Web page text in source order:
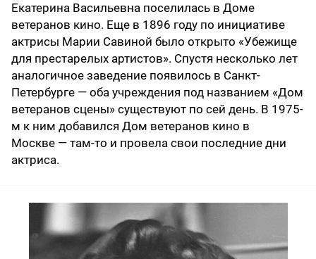
Екатерина Васильевна поселилась в Доме
ветеранов кино. Еще в 1896 году по инициативе
актрисы Марии Савиной было открыто «Убежище
для престарелых артистов». Спустя несколько лет
аналогичное заведение появилось в Санкт-
Петербурге — оба учреждения под названием «Дом
ветеранов сцены» существуют по сей день. В 1975-
м к ним добавился Дом ветеранов кино в
Москве — там-то и провела свои последние дни
актриса.